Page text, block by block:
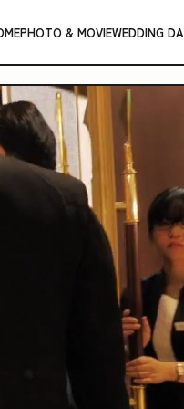
PHOTO & MOVIEWEDDING